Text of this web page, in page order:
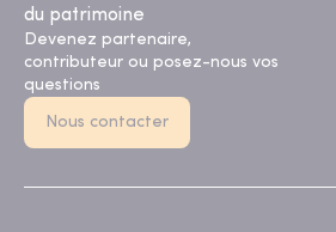
du patrimoine
Devenez partenaire,
contributeur ou posez-nous vos
questions
Nous contacter